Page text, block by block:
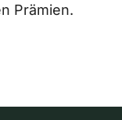
Prämien.